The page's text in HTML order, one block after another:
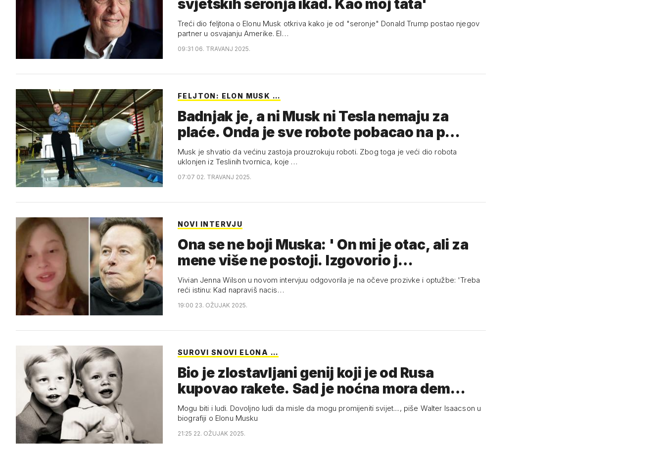
svjetskih seronja ikad. Kao moj tata'
Treći dio feljtona o Elonu Musk otkriva kako je od "seronje" Donald Trump postao njegov
partner u osvajanju Amerike. El…
09:31 06. TRAVANJ 2025.
FELJTON: ELON MUSK …
Badnjak je, a ni Musk ni Tesla nemaju za
plaće. Onda je sve robote pobacao na p…
Musk je shvatio da većinu zastoja prouzrokuju roboti. Zbog toga je veći dio robota
uklonjen iz Teslinih tvornica, koje …
07:07 02. TRAVANJ 2025.
NOVI INTERVJU
Ona se ne boji Muska: ' On mi je otac, ali za
mene više ne postoji. Izgovorio j…
Vivian Jenna Wilson u novom intervjuu odgovorila je na očeve prozivke i optužbe: 'Treba
reći istinu: Kad napraviš nacis…
19:00 23. OŽUJAK 2025.
SUROVI SNOVI ELONA …
Bio je zlostavljani genij koji je od Rusa
kupovao rakete. Sad je noćna mora dem…
Mogu biti i ludi. Dovoljno ludi da misle da mogu promijeniti svijet...., piše Walter Isaacson u
biografiji o Elonu Musku
21:25 22. OŽUJAK 2025.